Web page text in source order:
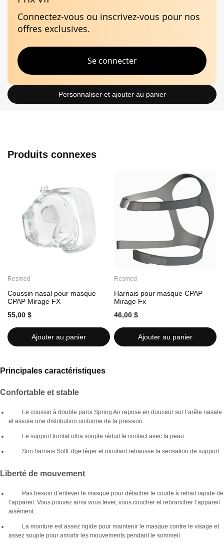
Connectez-vous ou inscrivez-vous pour nos
offres exclusives.
Se connecter
Personnaliser et ajouter au panier
Produits connexes
Resmed
Coussin nasal pour masque
CPAP Mirage FX
55,00 $
Ajouter au panier
Resmed
Harnais pour masque CPAP
Mirage Fx
46,00 $
Ajouter au panier
Principales caractéristiques
Confortable et stable
Le coussin à double paroi Spring Air repose en douceur sur l’arête nasale
et assure une distribution uniforme de la pression.
Le support frontal ultra souple réduit le contact avec la peau.
Son harnais SoftEdge léger et moulant rehausse la sensation de support.
Liberté de mouvement
Pas besoin d’enlever le masque pour détacher le coude à retrait rapide de
l’appareil. Vous pouvez ainsi vous lever, vous coucher et rebrancher l’appareil
aisément.
La monture est assez rigide pour maintenir le masque contre le visage et
assez souple pour amortir les mouvements pendant le sommeil.